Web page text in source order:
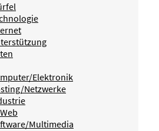
Elektronik
Netzwerke
Multimedia